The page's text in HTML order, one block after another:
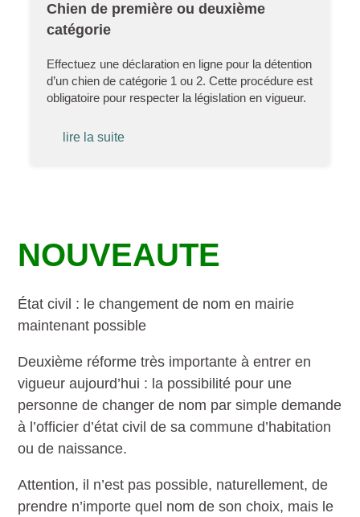
Chien de première ou deuxième
catégorie
Effectuez une déclaration en ligne pour la détention
d’un chien de catégorie 1 ou 2. Cette procédure est
obligatoire pour respecter la législation en vigueur.
lire la suite
NOUVEAUTE
État civil : le changement de nom en mairie
maintenant possible
Deuxième réforme très importante à entrer en
vigueur aujourd’hui : la possibilité pour une
personne de changer de nom par simple demande
à l’officier d’état civil de sa commune d’habitation
ou de naissance.
Attention, il n’est pas possible, naturellement, de
prendre n’importe quel nom de son choix, mais le